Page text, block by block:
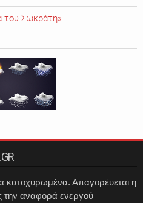
Σωκράτη»
κατοχυρωμένα. Απαγορέυεται η
την αναφορά ενεργού